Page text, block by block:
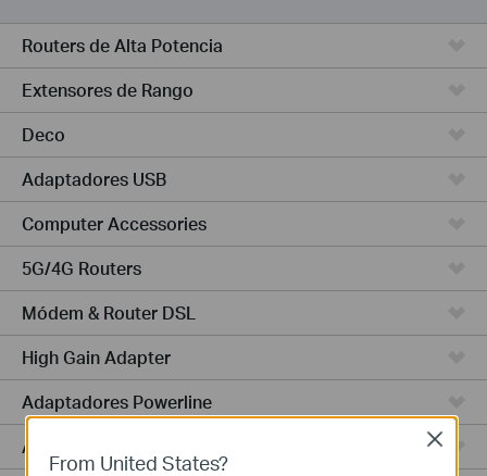
Routers de Alta Potencia
Extensores de Rango
Deco
Adaptadores USB
Computer Accessories
5G/4G Routers
Módem & Router DSL
High Gain Adapter
Adaptadores Powerline
Adaptadores de Alta Potencia
From United States?
Close